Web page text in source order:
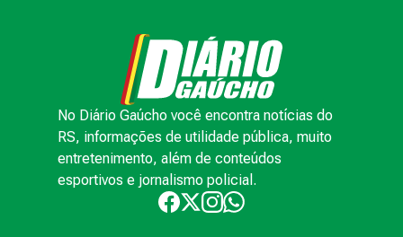
No Diário Gaúcho você encontra notícias do
RS, informações de utilidade pública, muito
entretenimento, além de conteúdos
esportivos e jornalismo policial.